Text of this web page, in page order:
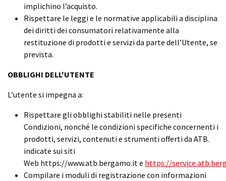
implichino l’acquisto.
Rispettare le leggi e le normative applicabili a disciplina
dei diritti dei consumatori relativamente alla
restituzione di prodotti e servizi da parte dell’Utente, se
prevista.
OBBLIGHI DELL'UTENTE
L’utente si impegna a:
Rispettare gli obblighi stabiliti nelle presenti
Condizioni, nonché le condizioni specifiche concernenti i
prodotti, servizi, contenuti e strumenti offerti da ATB.
indicate sui siti
Web https://www.atb.bergamo.it e https://
Compilare i moduli di registrazione con informazioni